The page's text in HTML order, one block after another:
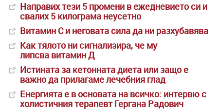
Направих тези 5 промени в ежедневието си и
свалих 5 килограма неусетно
Витамин С и неговата сила да ни разхубавява
Как тялото ни сигнализира, че му
липсва витамин Д
Истината за кетонната диета или защо е
важно да прилагаме лечебния глад
Енергията е в основата на всичко: интервю с
холистичния терапевт Гергана Радович